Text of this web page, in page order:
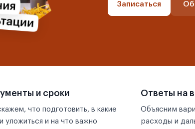
Записаться
и сроки
что подготовить, в какие
уложиться и на что важно
Ответы на
Объясним
расходы и